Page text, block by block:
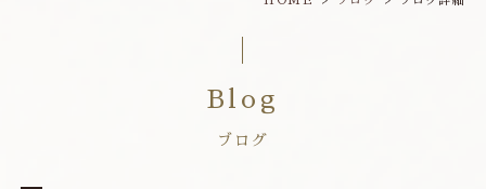
Blog
ブログ